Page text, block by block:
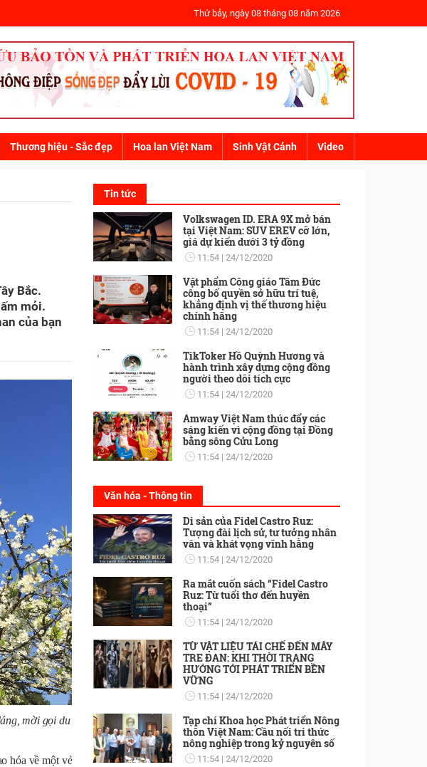
Thứ bảy, ngày 08 tháng 08 năm 2026
Thương hiệu - Sắc đẹp Hoa lan Việt Nam Sinh Vật Cảnh Video
Bắc.
mỏi.
của bạn
mời gọi du
hóa về một vẻ
Tin tức
Volkswagen ID. ERA 9X mở bán
tại Việt Nam: SUV EREV cỡ lớn,
giá dự kiến dưới 3 tỷ đồng
11:54 24/12/2020
Vật phẩm Công giáo Tâm Đức
công bố quyền sở hữu trí tuệ,
khẳng định vị thế thương hiệu
chính hãng
11:54 24/12/2020
TikToker Hồ Quỳnh Hương và
hành trình xây dựng cộng đồng
người theo dõi tích cực
11:54 24/12/2020
Amway Việt Nam thúc đẩy các
sáng kiến vì cộng đồng tại Đồng
bằng sông Cửu Long
11:54 24/12/2020
Văn hóa - Thông tin
Di sản của Fidel Castro Ruz:
Tượng đài lịch sử, tư tưởng nhân
văn và khát vọng vĩnh hằng
11:54 24/12/2020
Ra mắt cuốn sách “Fidel Castro
Ruz: Từ tuổi thơ đến huyền
thoại”
11:54 24/12/2020
TỪ VẬT LIỆU TÁI CHẾ ĐẾN MÂY
TRE ĐAN: KHI THỜI TRANG
HƯỚNG TỚI PHÁT TRIỂN BỀN
VỮNG
11:54 24/12/2020
Tạp chí Khoa học Phát triển Nông
thôn Việt Nam: Cầu nối tri thức
nông nghiệp trong kỷ nguyên số
11:54 24/12/2020